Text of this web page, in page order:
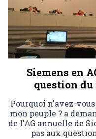
Siemens en
question du
Pourquoi n'avez-
mon peuple ? a
de l'AG annuelle de
pas aux